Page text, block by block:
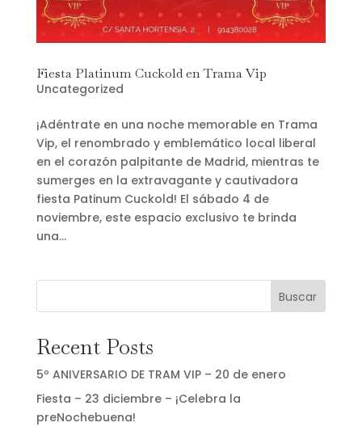
Fiesta Platinum Cuckold en Trama Vip
Uncategorized
¡Adéntrate en una noche memorable en Trama
Vip, el renombrado y emblemático local liberal
en el corazón palpitante de Madrid, mientras te
sumerges en la extravagante y cautivadora
fiesta Patinum Cuckold! El sábado 4 de
noviembre, este espacio exclusivo te brinda
una...
Buscar
Recent Posts
5º ANIVERSARIO DE TRAM VIP – 20 de enero
Fiesta – 23 diciembre – ¡Celebra la
preNochebuena!